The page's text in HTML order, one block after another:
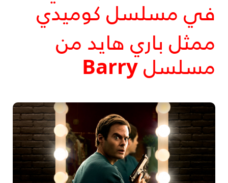
في مسلسل كوميدي
ممثل باري هايد من
مسلسلBarry